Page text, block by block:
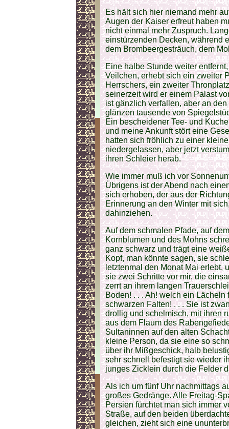
Es hält sich hier niemand mehr
Augen der Kaiser erfreut haben
nicht einmal mehr Zuspruch.
einstürzenden Decken, während
dem Brombeergesträuch, dem
Eine halbe Stunde weiter
Veilchen, erhebt sich ein zweiter
Herrschers, ein zweiter
seinerzeit wird er einem Palast
ist gänzlich verfallen, aber an
glänzen tausende von
Ein bescheidener Tee- und
und meine Ankunft stört eine
hatten sich fröhlich zu einer
niedergelassen, aber jetzt
ihren Schleier herab.
Wie immer muß ich vor
Übrigens ist der Abend nach
sich erhoben, der aus der
Erinnerung an den Winter mit
dahinziehen.
Auf dem schmalen Pfade, auf
Kornblumen und des Mohns
ganz schwarz und trägt eine
Kopf, man könnte sagen, sie
letztenmal den Monat Mai erlebt,
sie zwei Schritte vor mir, die
zerrt an ihrem langen
Boden! . . . Ah! welch ein
schwarzen Falten! . . . Sie ist
drollig und schelmisch, mit ihren
aus dem Flaum des
Sultaninnen auf den alten
kleine Person, da sie eine so
über ihr Mißgeschick, halb
sehr schnell befestigt sie wieder
junges Zicklein durch die Felder
Als ich um fünf Uhr nachmittags
großes Gedränge. Alle Freitag-
Persien fürchtet man sich immer
Straße, auf den beiden
gleichen, zieht sich eine